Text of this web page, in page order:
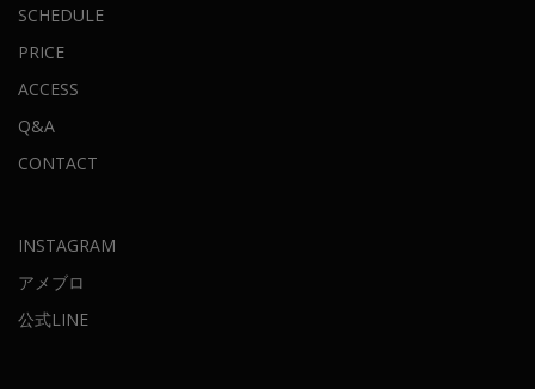
SCHEDULE
PRICE
ACCESS
Q&A
CONTACT
INSTAGRAM
アメブロ
公式LINE